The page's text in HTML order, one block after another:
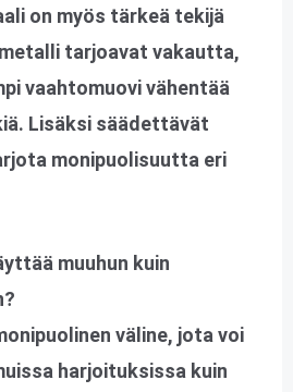
on myös tärkeä tekijä
tarjoavat vakautta,
vaahtomuovi vähentää
Lisäksi säädettävät
monipuolisuutta eri
muuhun kuin
väline, jota voi
harjoituksissa kuin